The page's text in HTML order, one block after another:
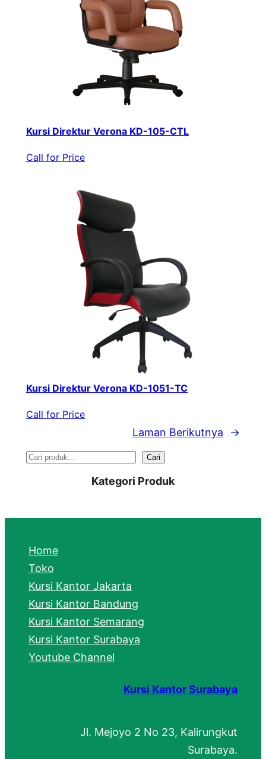
Kursi Direktur Verona KD-105-CTL
Call for Price
Kursi Direktur Verona KD-1051-TC
Call for Price
Laman Berikutnya →
S
r
h
Cari
Kategori Produk
Home
Toko
Kursi Kantor Jakarta
Kursi Kantor Bandung
Kursi Kantor Semarang
Kursi Kantor Surabaya
Youtube Channel
Kursi Kantor Surabaya
Jl. Mejoyo 2 No 23, Kalirungkut
Surabaya.